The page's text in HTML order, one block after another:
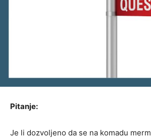
Pitanje:
Je li dozvoljeno da se na komadu